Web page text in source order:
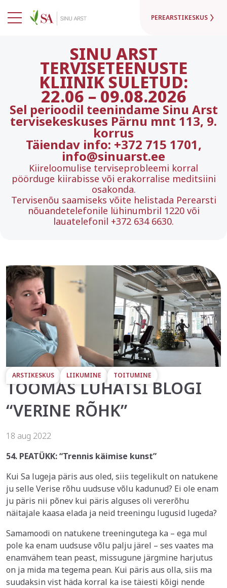
PEREARSTIKESKUS
SINU ARST
TERVISETEENUSTE
KLIINIK SULETUD:
22.06 – 09.08.2026
Sel perioodil teenindame Sinu Arst
tervisekeskuses Pärnu mnt 113, 9.
korrus
Täiendav info: +372 715 1701,
info@sinuarst.ee
Kiireloomulise terviseprobleemi korral
pöörduge kiirabisse või erakorralise meditsiini
osakonda.
Tervisenõu saamiseks võite helistada Perearsti
nõuandetelefonile lühinumbril 1220 või
lauatelefonil +372 634 6630.
ARSTIKESKUS LIIKUMINE TOITUMINE
TOOMAS LUHATSI BLOGI
“VERINE RÕHK”
18 aug 2022
54. PEATÜKK: “Trennis käimise kunst”
Kui Sa lugeja päris aus oled, siis tegelikult on natukene
ju selle Verise rõhu uudsuse võlu kadunud? Ei ole enam
ju päris nii põnev kui päris alguses oli vererõhu
näitajale kaasa elada ja neid treeningu lugusid lugeda?
Samamoodi on natukene treeningutega ka – ega mul
pole ka enam uudsuse võlu palju järel – ses vaates ma
enamvähem tean peast, missugune järgmine harjutus
on ja mida ma tegema pean. Kui päris aus olla, siis ma
suudaksin vist häda korral ka ise täiesti kõigi nende